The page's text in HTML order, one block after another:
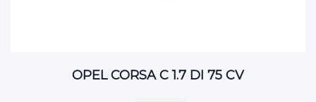
OPEL CORSA C 1.7 DI 75 CV